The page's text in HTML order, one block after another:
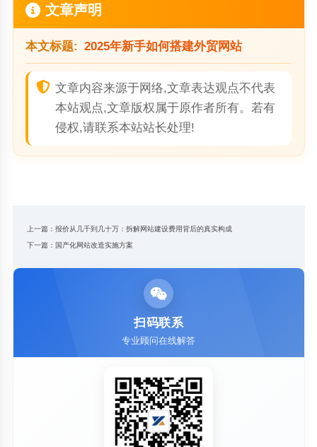
文章声明
本文标题: 2025年新手如何搭建外贸网站
文章内容来源于网络,文章表达观点不代表
本站观点,文章版权属于原作者所有。若有
侵权,请联系本站站长处理!
上一篇： 报价从几千到几十万：拆解网站建设费用背后的真实构成
下一篇： 国产化网站改造实施方案
扫码联系
专业顾问在线解答